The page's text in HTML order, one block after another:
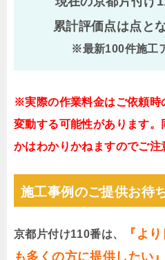
累計評価点は点と
※最新100件施工
※実際の作業料金はご依頼時
変動する可能性があります。
かはわかりかねますのでご注
施工事例のご提供お待
京都片付け110番は、
『よ
も多くの方に提供したい』